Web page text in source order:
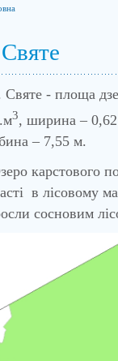
- площа
3, ширина –
– 7,55 м.
карстового
в лісовому
сосновим